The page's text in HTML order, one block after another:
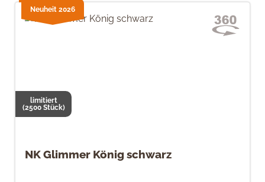
NK Glimmer König schwarz
Neuheit 2026
limitiert
(2500 Stück)